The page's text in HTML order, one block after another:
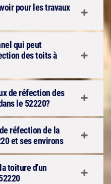
pour les travaux
qui peut
des toits à
de réfection des
le 52220?
réfection de la
et ses environs
toiture d'un